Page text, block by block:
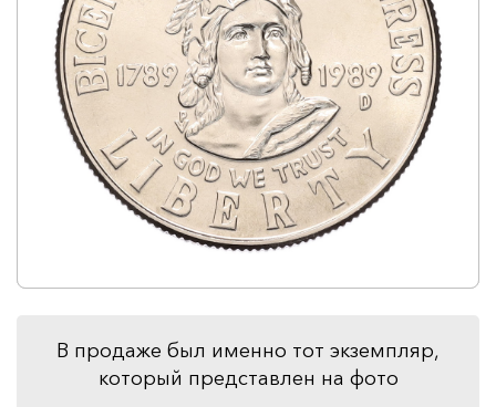
В продаже был именно тот экземпляр,
который представлен на фото